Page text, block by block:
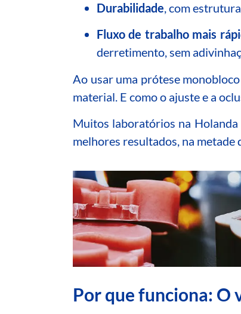
Durabilidade, com
Fluxo de trabalho mais
derretimento, sem
Ao usar uma prótese
material. E como o ajuste e a
Muitos laboratórios na Holanda
melhores resultados, na metade
Por que funciona: O